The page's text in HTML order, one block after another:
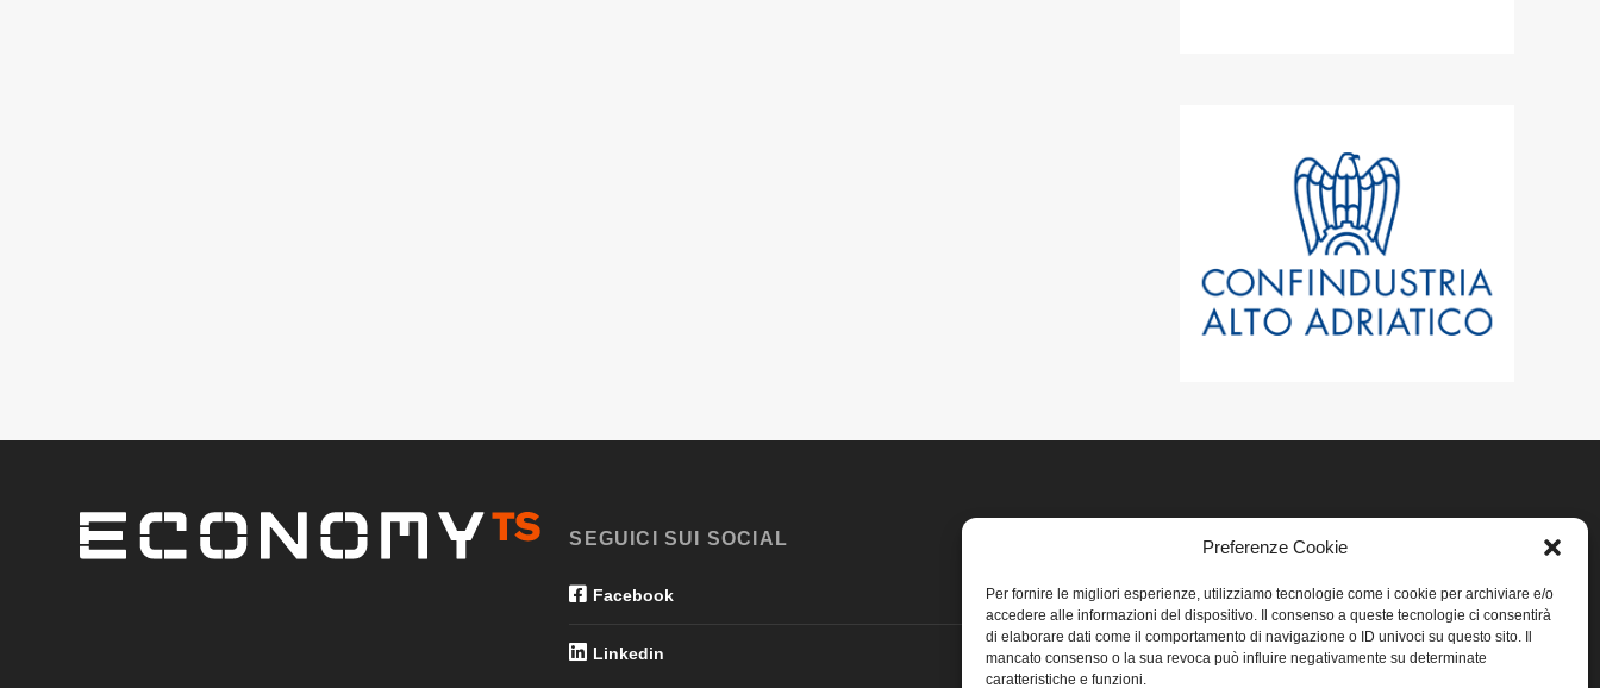
Preferenze Cookie
Per fornire le migliori esperienze, utilizziamo tecnologie come i cookie per archiviare e/o
accedere alle informazioni del dispositivo. Il consenso a queste tecnologie ci consentirà
di elaborare dati come il comportamento di navigazione o ID univoci su questo sito. Il
mancato consenso o la sua revoca può influire negativamente su determinate
caratteristiche e funzioni.
SEGUICI SUI SOCIAL
Facebook
Linkedin
Home
Privacy